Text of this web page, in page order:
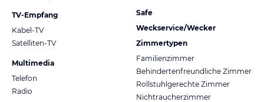
TV-Empfang
Kabel-TV
Satelliten-TV
Multimedia
Telefon
Radio
Safe
Weckservice/Wecker
Zimmertypen
Familienzimmer
Behindertenfreundliche Zimmer
Rollstuhlgerechte Zimmer
Nichtraucherzimmer